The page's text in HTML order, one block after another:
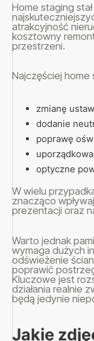
Home staging
atrakcyjność
kosztowny
przestrzeni.
Najczęściej home
zmianę
dodanie
poprawę
optyczne
W wielu
znacząco
prezentacji oraz
Warto jednak
wymaga dużych
odświeżenie
poprawić
Kluczowe jest
działania realnie
będą jedynie
Jakie